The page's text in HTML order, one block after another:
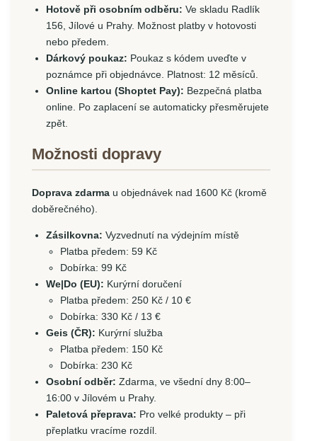
Hotově při osobním odběru: Ve skladu Radlík
156, Jílové u Prahy. Možnost platby v hotovosti
nebo předem.
Dárkový poukaz: Poukaz s kódem uveďte v
poznámce při objednávce. Platnost: 12 měsíců.
Online kartou (Shoptet Pay): Bezpečná platba
online. Po zaplacení se automaticky přesměrujete
zpět.
Možnosti dopravy
Doprava zdarma u objednávek nad 1600 Kč (kromě
doběrečného).
Zásilkovna: Vyzvednutí na výdejním místě
Platba předem: 59 Kč
Dobírka: 99 Kč
We|Do (EU): Kurýrní doručení
Platba předem: 250 Kč / 10 €
Dobírka: 330 Kč / 13 €
Geis (ČR): Kurýrní služba
Platba předem: 150 Kč
Dobírka: 230 Kč
Osobní odběr: Zdarma, ve všední dny 8:00–
16:00 v Jílovém u Prahy.
Paletová přeprava: Pro velké produkty – při
přeplatku vracíme rozdíl.